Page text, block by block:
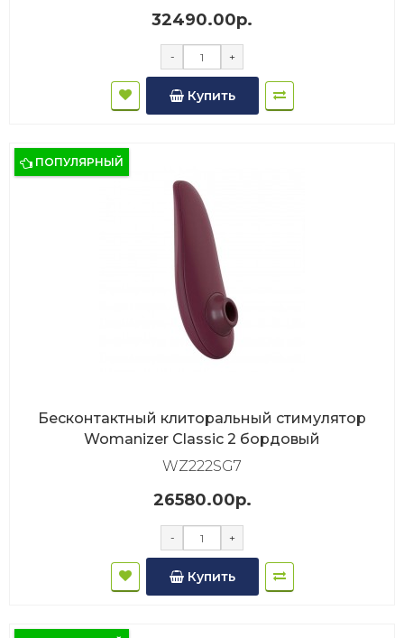
32490.00р.
- +
Купить
ПОПУЛЯРНЫЙ
Бесконтактный клиторальный стимулятор
Womanizer Classic 2 бордовый
WZ222SG7
26580.00р.
- +
Купить